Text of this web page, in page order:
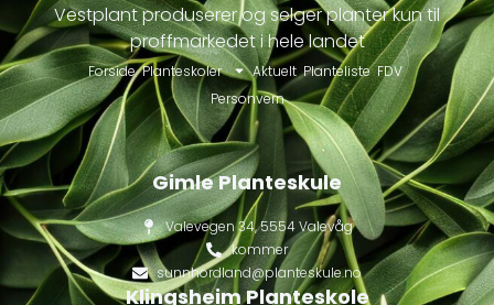
Vestplant produserer og selger planter kun til
proffmarkedet i hele landet
Forside Planteskoler Aktuelt Planteliste FDV
Personvern
Gimle Planteskule
Valevegen 34, 5554 Valevåg
kommer
sunnhordland@planteskule.no
Klingsheim Planteskole